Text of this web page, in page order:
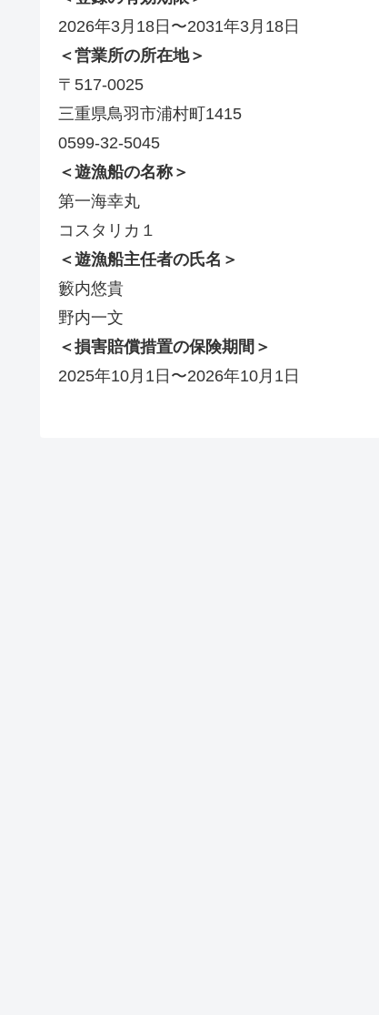
2026年3月18日〜2031年3月18日
＜営業所の所在地＞
〒517-0025
三重県鳥羽市浦村町1415
0599-32-5045
＜遊漁船の名称＞
第一海幸丸
コスタリカ１
＜遊漁船主任者の氏名＞
籔内悠貴
野内一文
＜損害賠償措置の保険期間＞
2025年10月1日〜2026年10月1日